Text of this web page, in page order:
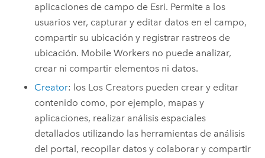
aplicaciones de campo de Esri. Permite a los
usuarios ver, capturar y editar datos en el campo,
compartir su ubicación y registrar rastreos de
ubicación. Mobile Workers no puede analizar,
crear ni compartir elementos ni datos.
Creator: los Los Creators pueden crear y editar
contenido como, por ejemplo, mapas y
aplicaciones, realizar análisis espaciales
detallados utilizando las herramientas de análisis
del portal, recopilar datos y colaborar y compartir